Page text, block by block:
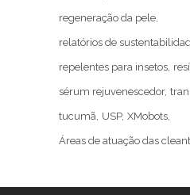
regeneração da pele
relatórios de
repelentes para insetos
sérum rejuvenescedor
tucumã USP XMobots
Áreas de atuação das